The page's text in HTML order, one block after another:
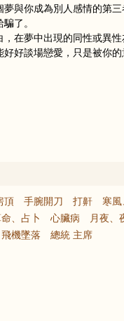
與你成為別人感情的第
了。
在夢中出現的同性或異
好談場戀愛，只是被你的
頂 手腕開刀 打鼾 寒
、占卜 心臟病 月夜、
飛機墜落 總統 主席